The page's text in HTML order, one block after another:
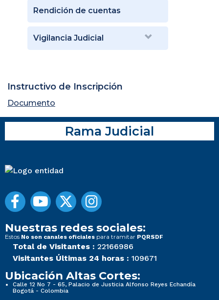
Rendición de cuentas
Vigilancia Judicial
Instructivo de Inscripción
Documento
Rama Judicial
Nuestras redes sociales:
Estos No son canales oficiales para tramitar PQRSDF
Total de Visitantes : 22166986
Visitantes Últimas 24 horas : 109671
Ubicación Altas Cortes:
Calle 12 No 7 - 65, Palacio de Justicia Alfonso Reyes Echandía
Bogotá - Colombia